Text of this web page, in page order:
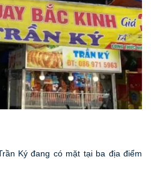
Ký đang có mặt tại ba địa điểm